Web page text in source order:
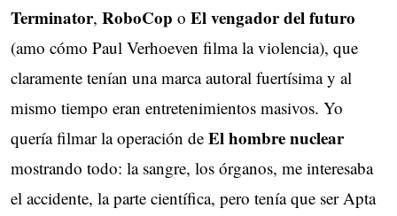
Terminator, RoboCop o El vengador del futuro
(amo cómo Paul Verhoeven filma la violencia), que
claramente tenían una marca autoral fuertísima y al
mismo tiempo eran entretenimientos masivos. Yo
quería filmar la operación de El hombre nuclear
mostrando todo: la sangre, los órganos, me interesaba
el accidente, la parte científica, pero tenía que ser Apta